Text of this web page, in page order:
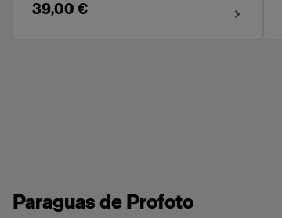
39,00 €
Paraguas de Profoto